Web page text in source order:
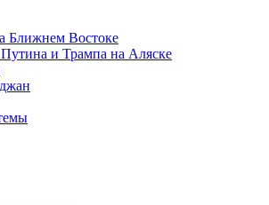
Ближнем Востоке
и Трампа на Аляске